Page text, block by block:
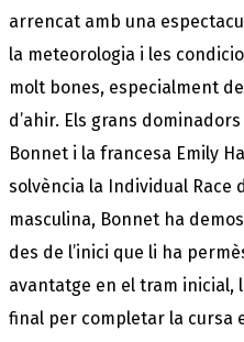
arrencat amb una
la meteorologia i les
molt bones, especialment
d’ahir. Els grans
Bonnet i la francesa Emily
solvència la Individual Race
masculina, Bonnet ha
des de l’inici que li ha
avantatge en el tram inicial,
final per completar la cursa